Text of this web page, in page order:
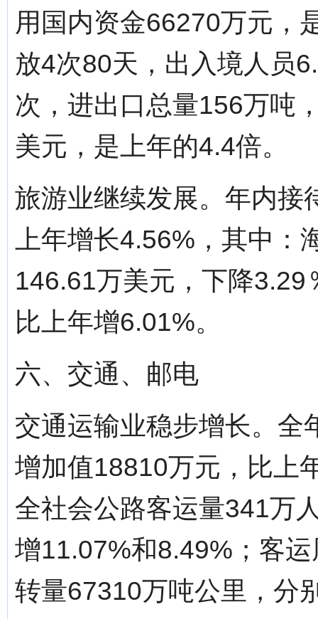
用国内资金66270万元，
放4次80天，出入境人员
次，进出口总量156万吨
美元，是上年的4.4倍。
旅游业继续发展。年内接
上年增长4.56%，其中
146.61万美元，下降
比上年增6.01%。
六、交通、邮电
交通运输业稳步增长。全
增加值18810万元，比上
全社会公路客运量341万
增11.07%和8.49%；客
转量67310万吨公里，分